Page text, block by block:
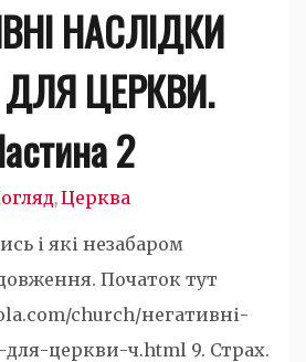
НАСЛІДКИ
ДЛЯ ЦЕРКВИ.
2
,Церква
і які незабаром
Початок тут
church/негативні-
церкви-ч.html 9. Страх.